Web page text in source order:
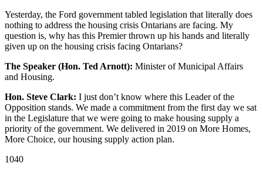
Yesterday, the Ford government tabled legislation that literally does
nothing to address the housing crisis Ontarians are facing. My
question is, why has this Premier thrown up his hands and literally
given up on the housing crisis facing Ontarians?
The Speaker (Hon. Ted Arnott): Minister of Municipal Affairs
and Housing.
Hon. Steve Clark: I just don’t know where this Leader of the
Opposition stands. We made a commitment from the first day we sat
in the Legislature that we were going to make housing supply a
priority of the government. We delivered in 2019 on More Homes,
More Choice, our housing supply action plan.
1040